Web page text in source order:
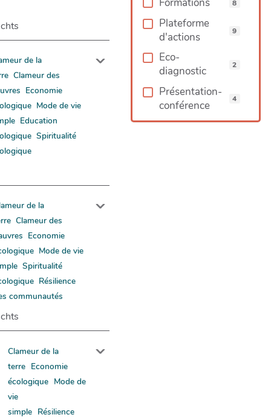
8
Plateforme
d'actions
9
Eco-
diagnostic
2
Présentation-
conférence
4
de la
Clameur des
Economie
Mode de vie
Education
Spiritualité
de la
Clameur des
Economie
Mode de vie
Spiritualité
Résilience
communautés
Clameur de la
terre Economie
écologique Mode de
vie
simple Résilience